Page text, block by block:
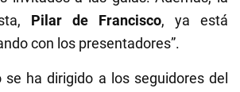
Pilar de Francisco, ya está
con los presentadores”.
se ha dirigido a los seguidores del